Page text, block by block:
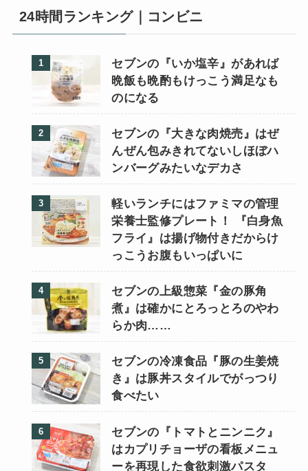
24時間ランキング｜コンビニ
セブンの『いか塩辛』があれば
晩飯も晩酌もけっこう満足なも
のになる
セブンの『大きな肉焼売』はぜ
んぜん包みきれてないしほぼハ
ンバーグみたいなデカさ
軽いランチにはファミマの管理
栄養士監修プレート！ 『白身魚
フライ』は揚げ物付きだからけ
っこうお腹もいっぱいに
セブンの上級惣菜『金の豚角
煮』は確かにとろっとろのやわ
らか肉……
セブンの冷凍食品『豚の生姜焼
き』は豚丼スタイルでがっつり
食べたい
セブンの『トマトとニンニク』
はカプリチョーザの看板メニュ
ーを再現した食欲刺激パスタ